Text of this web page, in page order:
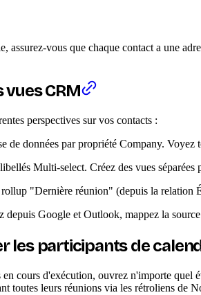
assurez-vous que chaque contact a une
CRM
perspectives sur vos contacts :
de données par propriété Company. Voyez
Multi-select. Créez des vues séparées
"Dernière réunion" (depuis la relation
depuis Google et Outlook, mappez la
les participants de
cours d'exécution, ouvrez n'importe
toutes leurs réunions via les rétroliens de